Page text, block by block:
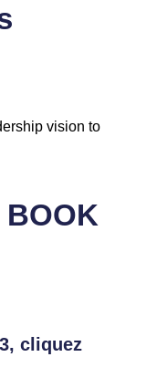
vision to
BOOK
cliquez